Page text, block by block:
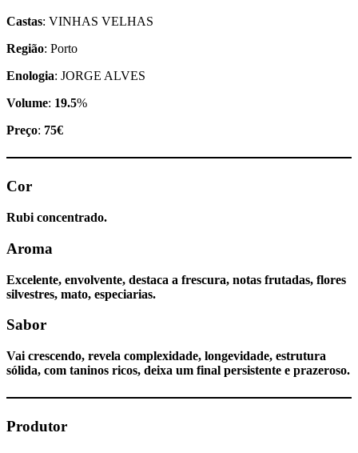
Castas: VINHAS VELHAS
Região: Porto
Enologia: JORGE ALVES
Volume: 19.5%
Preço: 75€
Cor
Rubi concentrado.
Aroma
Excelente, envolvente, destaca a frescura, notas frutadas, flores
silvestres, mato, especiarias.
Sabor
Vai crescendo, revela complexidade, longevidade, estrutura
sólida, com taninos ricos, deixa um final persistente e prazeroso.
Produtor